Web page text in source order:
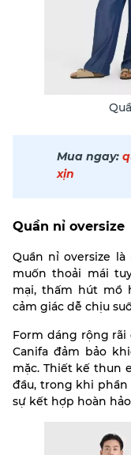
Mua ngay:
xịn
Quần nỉ oversize
Quần nỉ oversize
muốn thoải mái
mại, thấm hút mồ
cảm giác dễ chịu
Form dáng rộng rãi
Canifa đảm bảo
mặc. Thiết kế thun
đầu, trong khi
sự kết hợp hoàn